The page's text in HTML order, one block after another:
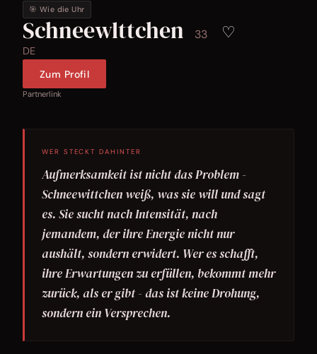
🎯 Wie die Uhr
Schneewlttchen 33 ♡
DE
Zum Profil
Partnerlink
WER STECKT DAHINTER
Aufmerksamkeit ist nicht das Problem -
Schneewittchen weiß, was sie will und sagt
es. Sie sucht nach Intensität, nach
jemandem, der ihre Energie nicht nur
aushält, sondern erwidert. Wer es schafft,
ihre Erwartungen zu erfüllen, bekommt mehr
zurück, als er gibt - das ist keine Drohung,
sondern ein Versprechen.